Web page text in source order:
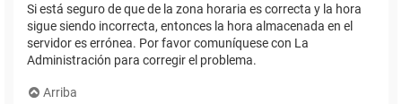
Si está seguro de que de la zona horaria es correcta y la hora
sigue siendo incorrecta, entonces la hora almacenada en el
servidor es errónea. Por favor comuníquese con La
Administración para corregir el problema.
Arriba